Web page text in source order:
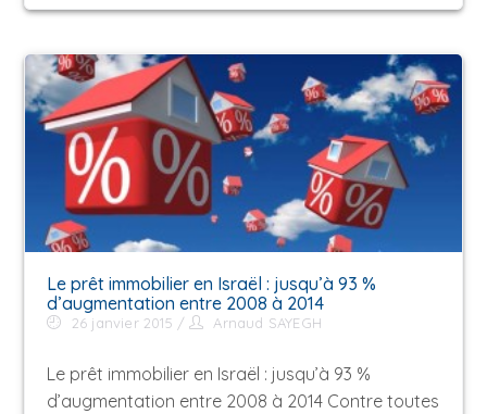
Le prêt immobilier en Israël : jusqu’à 93 %
d’augmentation entre 2008 à 2014
26 janvier 2015 Arnaud SAYEGH
Le prêt immobilier en Israël : jusqu’à 93 %
d’augmentation entre 2008 à 2014 Contre toutes